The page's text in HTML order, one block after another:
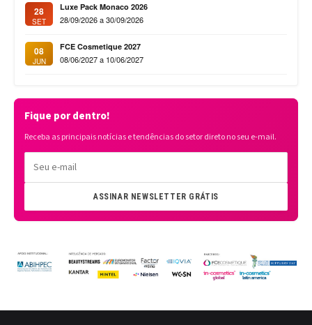
28
SET
Luxe Pack Monaco 2026
28/09/2026 a 30/09/2026
08
JUN
FCE Cosmetique 2027
08/06/2027 a 10/06/2027
Fique por dentro!
Receba as principais notícias e tendências do setor direto no seu e-mail.
ASSINAR NEWSLETTER GRÁTIS